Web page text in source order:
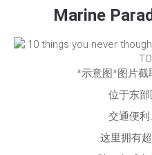
Marine
*示意图*图片截
位于东
交通便
这里拥有